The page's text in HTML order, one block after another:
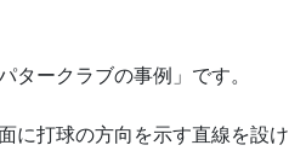
タークラブの事例」です。
に打球の方向を示す直線を設